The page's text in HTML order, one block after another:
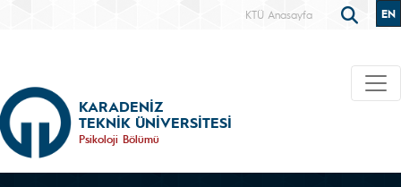
KTÜ Anasayfa EN
KARADENİZ
TEKNİK ÜNİVERSİTESİ
Psikoloji Bölümü